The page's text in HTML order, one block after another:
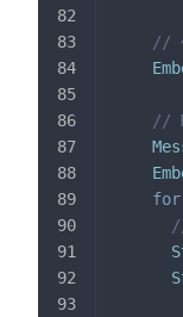
//
//
for